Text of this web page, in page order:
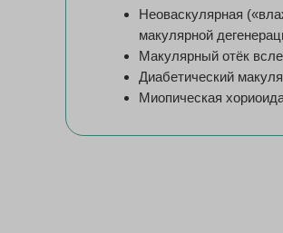
Неоваскулярная
макулярной
Макулярный отёк
Диабетический
Миопическая